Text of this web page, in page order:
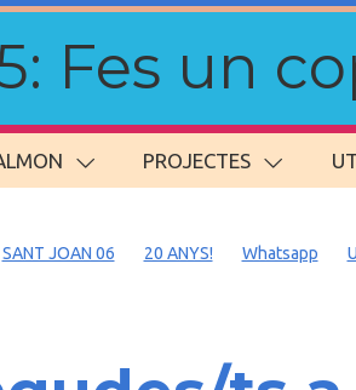
Fes un
PROJECTES
SANT JOAN 06 20 ANYS! Whatsapp